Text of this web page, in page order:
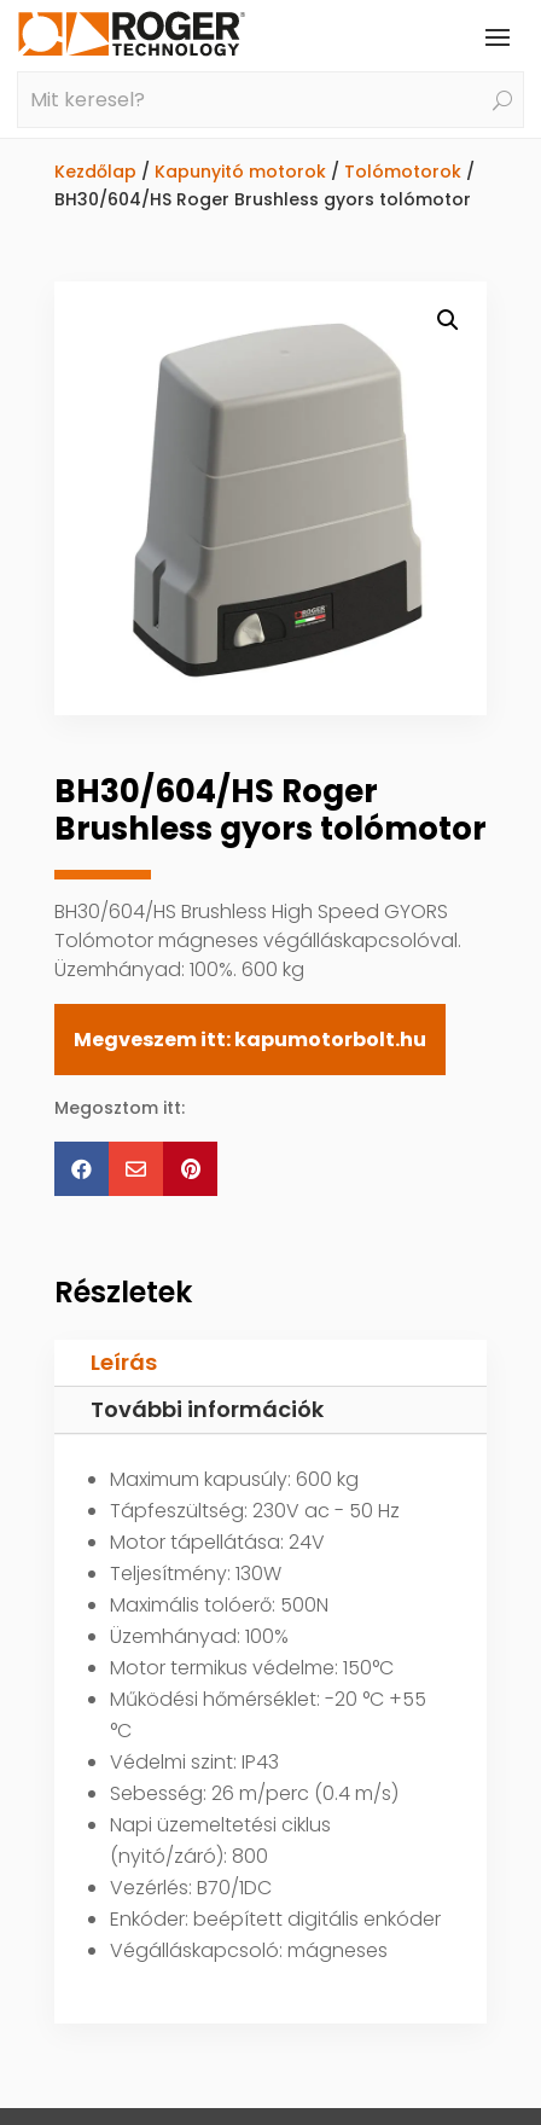
Kezdőlap / Kapunyitó motorok/ Tolómotorok/
BH30/604/HS Roger Brushless gyors tolómotor
BH30/604/HS Roger
Brushless gyors tolómotor
BH30/604/HS Brushless High Speed GYORS
Tolómotor mágneses végálláskapcsolóval.
Üzemhányad: 100%. 600 kg
Megveszem itt: kapumotorbolt.hu
Megosztom itt:
  
Részletek
Leírás
További információk
Maximum kapusúly: 600 kg
Tápfeszültség: 230V ac - 50 Hz
Motor tápellátása: 24V
Teljesítmény: 130W
Maximális tolóerő: 500N
Üzemhányad: 100%
Motor termikus védelme: 150°C
Működési hőmérséklet: -20 °C +55
°C
Védelmi szint: IP43
Sebesség: 26 m/perc (0.4 m/s)
Napi üzemeltetési ciklus
(nyitó/záró): 800
Vezérlés: B70/1DC
Enkóder: beépített digitális enkóder
Végálláskapcsoló: mágneses